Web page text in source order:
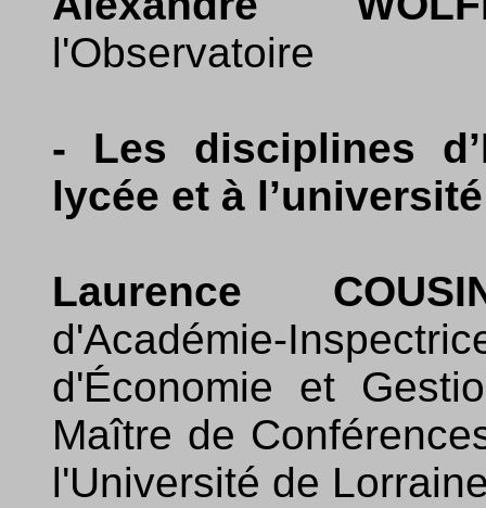
l'Observatoire
- Les disciplines
lycée et à
Laurence
d'Académie-
d'Économie et
Maître de
l'Université de